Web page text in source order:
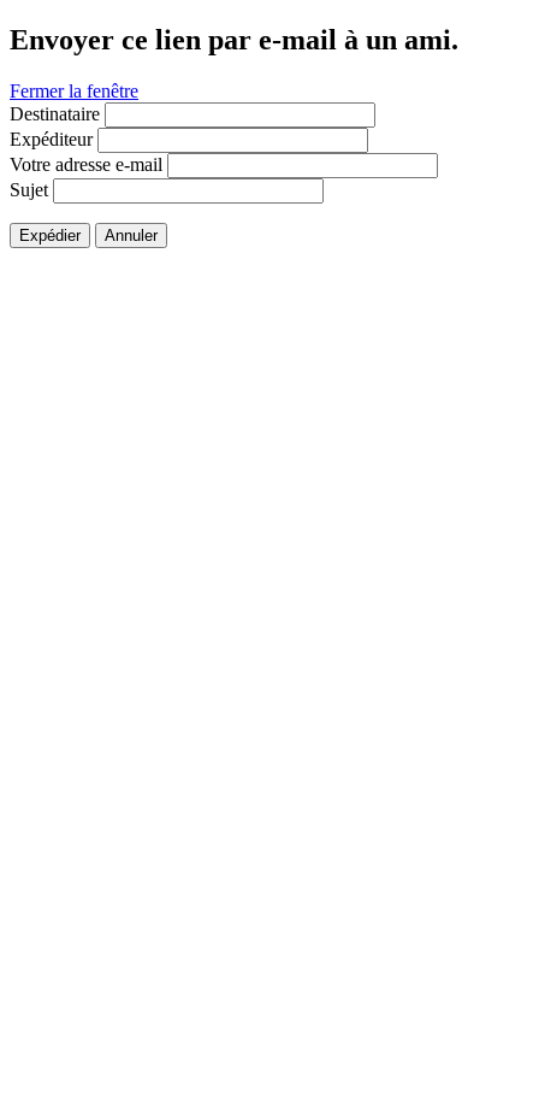
Envoyer ce lien par e-mail à un ami.
Fermer la fenêtre
Destinataire
Expéditeur
Votre adresse e-mail
Sujet
Expédier Annuler